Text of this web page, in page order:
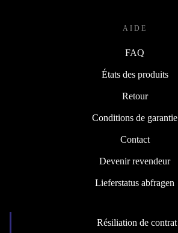
AIDE
FAQ
États des produits
Retour
Conditions de garantie
Contact
Devenir revendeur
Lieferstatus abfragen
Résiliation de contrat